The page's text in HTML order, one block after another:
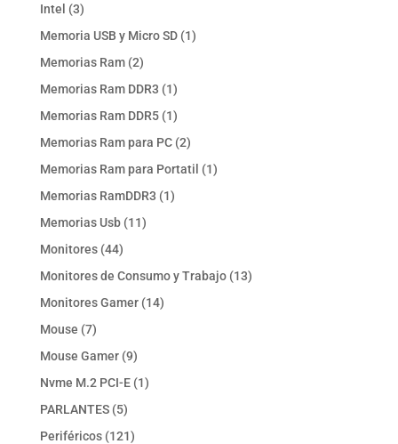
Intel 33
productos
Memoria USB y Micro SD 11
Memorias Ram 22
productos
Memorias Ram DDR3 11
producto
Memorias Ram DDR5 11
producto
Memorias Ram para PC 22
productos
Memorias Ram para Portatil 11
Memorias RamDDR3 11
Memorias Usb 1111
Monitores 4444
productos
Monitores de Consumo y Trabajo 1313
Monitores Gamer 1414
Mouse 77
productos
Mouse Gamer 99
productos
Nvme M.2 PCI-E 11
PARLANTES 55
productos
Periféricos 121121